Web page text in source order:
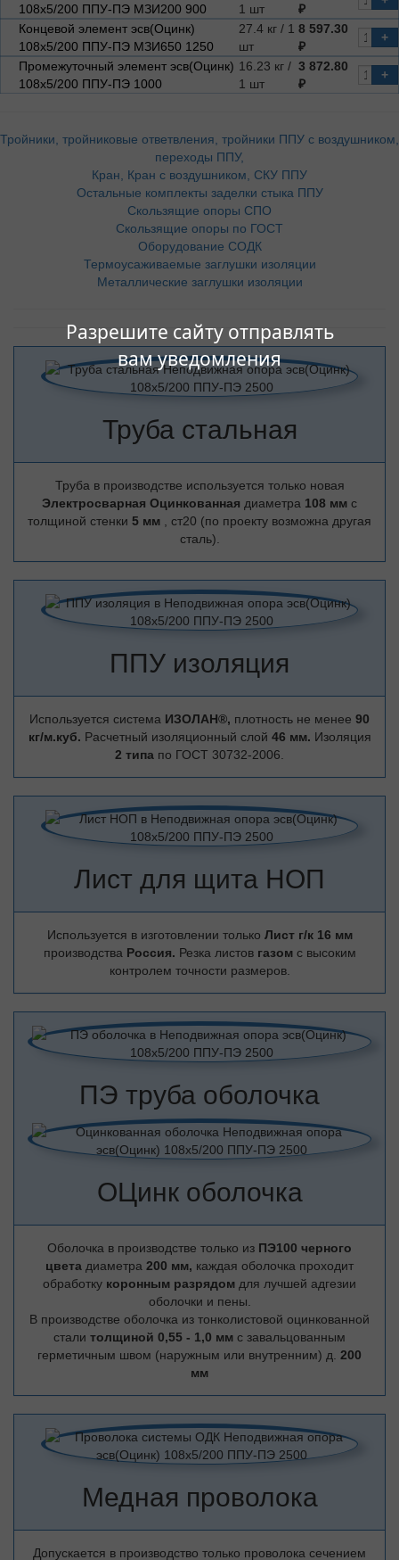
Разрешите сайту отправлять
вам уведомления
108х5/200 ППУ-ПЭ МЗИ200 900 1 шт ₽
Концевой элемент эсв(Оцинк)
108х5/200 ППУ-ПЭ МЗИ650 1250
27.4 кг / 1
шт
8 597.30
₽
+
Промежуточный элемент эсв(Оцинк)
108х5/200 ППУ-ПЭ 1000
16.23 кг /
1 шт
3 872.80
₽
+
Тройники, тройниковые ответвления, тройники ППУ с воздушником,
переходы ППУ,
Кран, Кран с воздушником, СКУ ППУ
Остальные комплекты заделки стыка ППУ
Скользящие опоры СПО
Скользящие опоры по ГОСТ
Оборудование СОДК
Термоусаживаемые заглушки изоляции
Металлические заглушки изоляции
Труба стальная
Труба в производстве используется только новая
Электросварная Оцинкованная диаметра 108 мм с
толщиной стенки 5 мм , ст20 (по проекту возможна другая
сталь).
ППУ изоляция
Используется система ИЗОЛАН®, плотность не менее 90
кг/м.куб. Расчетный изоляционный слой 46 мм. Изоляция
2 типа по ГОСТ 30732-2006.
Лист для щита НОП
Используется в изготовлении только Лист г/к 16 мм
производства Россия. Резка листов газомс высоким
контролем точности размеров.
ПЭ труба оболочка
ОЦинк оболочка
Оболочка в производстве только из ПЭ100 черного
цвета диаметра 200 мм, каждая оболочка проходит
обработку коронным разрядом для лучшей адгезии
оболочки и пены.
В производстве оболочка из тонколистовой оцинкованной
стали толщиной 0,55 - 1,0 мм с завальцованным
герметичным швом (наружным или внутренним) д. 200
мм
Медная проволока
Допускается в производство только проволока сечением